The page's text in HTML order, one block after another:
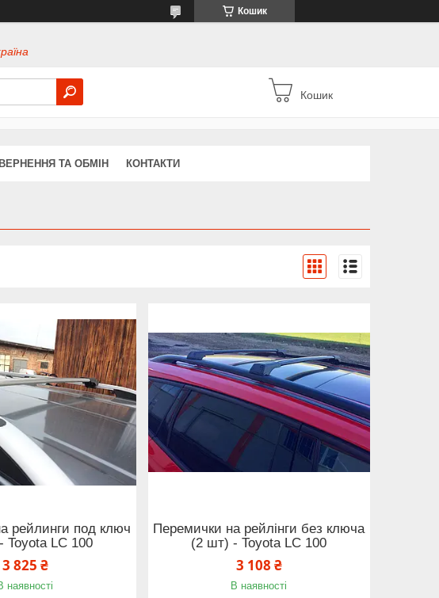
Кошик
Кошик
ТА ОБМІН КОНТАКТИ
рейлинги под ключ
Toyota LС 100
3 825 ₴
наявності
Перемички на рейлінги без ключа
(2 шт) - Toyota LС 100
3 108 ₴
В наявності